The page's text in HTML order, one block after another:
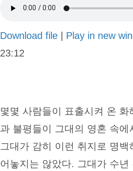
Download file Play in new
23:12
몇몇 사람들이 표출시켜 온 화
과 불평들이 그대의 영혼 속에
그대가 감히 이런 취지로 명백
어놓지는 않았다. 그대가 수년